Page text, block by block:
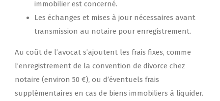
immobilier est concerné.
Les échanges et mises à jour nécessaires avant
transmission au notaire pour enregistrement.
Au coût de l’avocat s’ajoutent les frais fixes, comme
l’enregistrement de la convention de divorce chez
notaire (environ 50 €), ou d’éventuels frais
supplémentaires en cas de biens immobiliers à liquider.